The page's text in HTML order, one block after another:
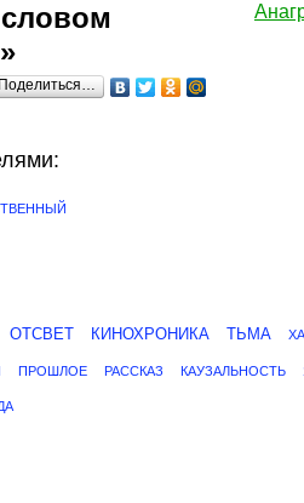
Поделиться…
ОТСВЕТ КИНОХРОНИКА ТЬМА
ПРОШЛОЕ РАССКАЗ КАУЗАЛЬНОСТЬ